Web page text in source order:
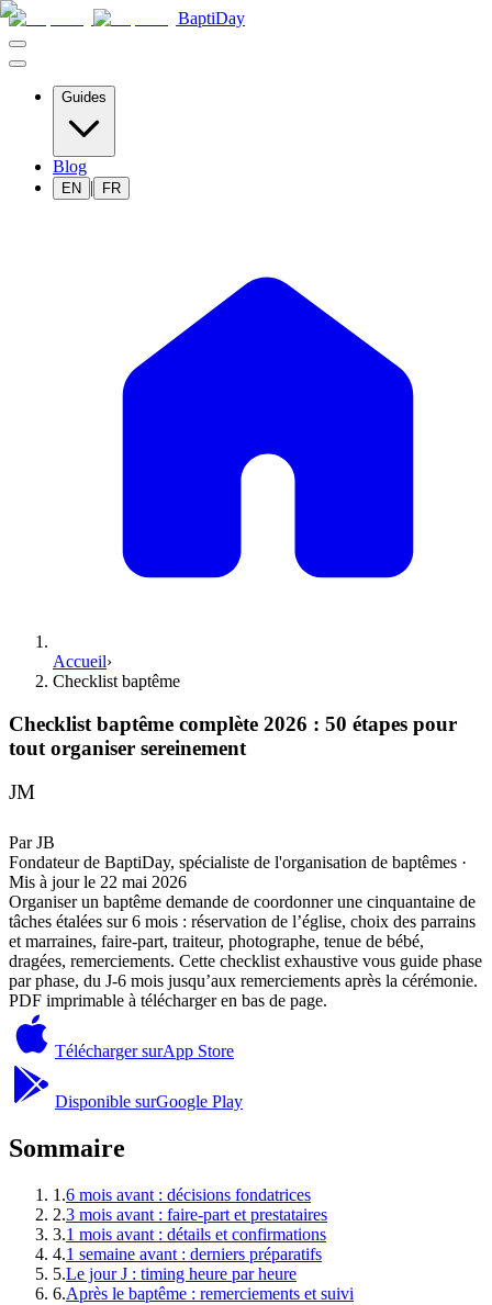
BaptiDay
Guides
Blog
EN | FR
Accueil›
Checklist baptême
Checklist baptême complète 2026 : 50 étapes pour
tout organiser sereinement
JM
Par JB
Fondateur de BaptiDay, spécialiste de l'organisation de baptêmes ·
Mis à jour le 22 mai 2026
Organiser un baptême demande de coordonner une cinquantaine de
tâches étalées sur 6 mois : réservation de l’église, choix des parrains
et marraines, faire-part, traiteur, photographe, tenue de bébé,
dragées, remerciements. Cette checklist exhaustive vous guide phase
par phase, du J-6 mois jusqu’aux remerciements après la cérémonie.
PDF imprimable à télécharger en bas de page.
Télécharger surApp Store
Disponible surGoogle Play
Sommaire
1 .6 mois avant : décisions fondatrices
2.3 mois avant : faire-part et prestataires
3.1 mois avant : détails et confirmations
4.1 semaine avant : derniers préparatifs
5.Le jour J : timing heure par heure
6.Après le baptême : remerciements et suivi